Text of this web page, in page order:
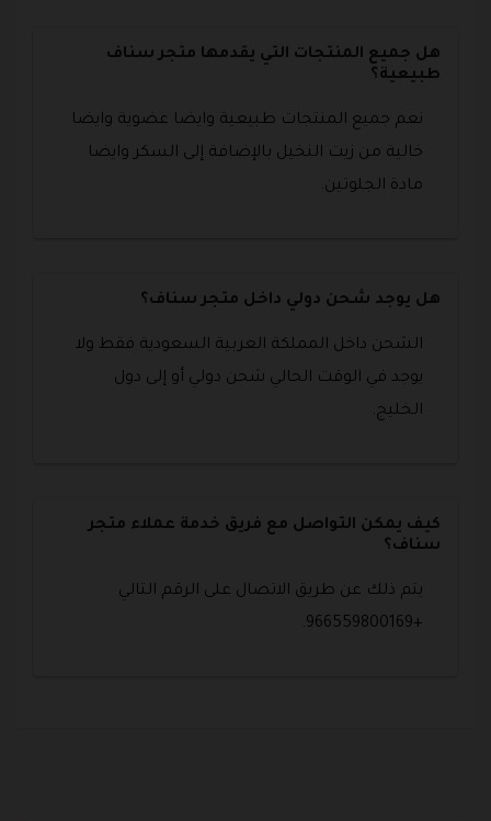
هل جميع المنتجات التي يقدمها متجر سناف
طبيعية؟
نعم جميع المنتجات طبيعية وايضا عضوية وايضا
خالية من زيت النخيل بالإضافة إلى السكر وايضا
مادة الجلوتين.
هل يوجد شحن دولي داخل متجر سناف؟
الشحن داخل المملكة العربية السعودية فقط ولا
يوجد في الوقت الحالي شحن دولي أو إلى دول
الخليج.
كيف يمكن التواصل مع فريق خدمة عملاء متجر
سناف؟
يتم ذلك عن طريق الاتصال على الرقم التالي
+966559800169.